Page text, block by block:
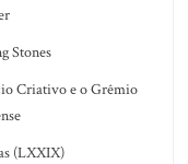
Stones
Criativo e o Grêmio
(LXXIX)